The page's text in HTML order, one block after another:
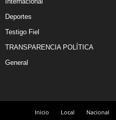
Deportes
Testigo Fiel
TRANSPARENCIA POLÍTICA
General
Inicio Local Nacional